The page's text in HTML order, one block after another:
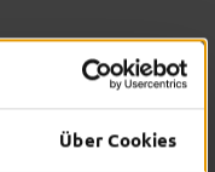
Über Cookies